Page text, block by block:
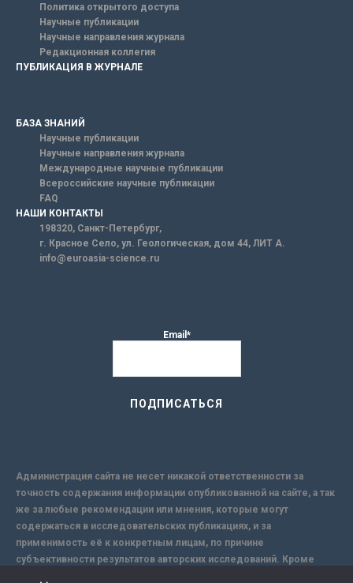
Политика открытого доступа
Научные публикации
Научные направления журнала
Редакционная коллегия
ПУБЛИКАЦИЯ В ЖУРНАЛЕ
БАЗА ЗНАНИЙ
Научные публикации
Научные направления журнала
Международные научные публикации
Всероссийские научные публикации
FAQ
НАШИ КОНТАКТЫ
198320, Санкт-Петербург,
г. Красное Село, ул. Геологическая, дом 44, ЛИТ А.
info@euroasia-science.ru
Email*
Администрация сайта не несет никакой ответственности за
точность содержания информации опубликованной на сайте, а так
же за любые рекомендации или мнения, которые могут
содержаться в исследовательских публикациях, и за
применимость её к конкретным лицам, по причине
субъективности результатов авторских исследований. Кроме